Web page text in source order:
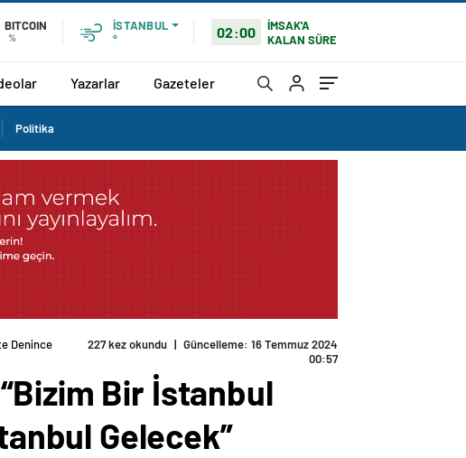
BITCOIN
%
İSTANBUL
°
02:00
İMSAK'A
KALAN SÜRE
Yazarlar Gazeteler
Politika
Denince
227 kez okundu | Güncelleme: 16 Temmuz 2024
00:57
Bir İstanbul
Gelecek”